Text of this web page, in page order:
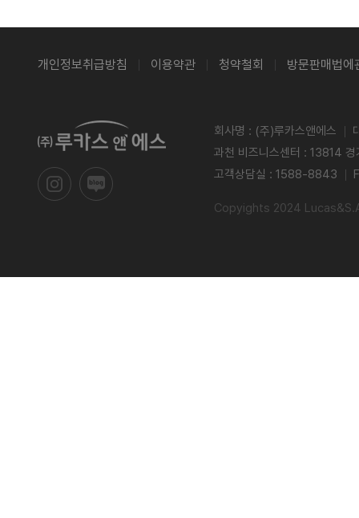
개인정보취급방침 이용약관 청약철회 방문판매법에
회사명 : (주)루카스앤에스
과천 비즈니스센터 : 13814
고객상담실 : 1588-8843
Copyights 2024